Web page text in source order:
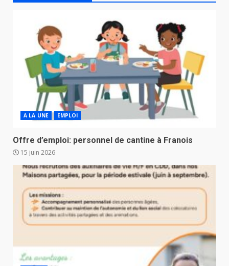
A LA UNE EMPLOI
Offre d’emploi: personnel de cantine à Franois
15 juin 2026